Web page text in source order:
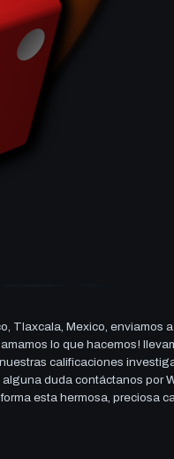
Tlaxcala, Mexico, enviamos
lo que hacemos!
calificaciones
duda contáctanos por
esta hermosa, preciosa